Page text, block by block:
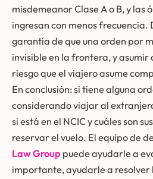
misdemeanor Clase A o B, y las
ingresan con menos frecuencia.
garantía de que una orden por
invisible en la frontera, y asumir
riesgo que el viajero asume
En conclusión: si tiene alguna
considerando viajar al
si está en el NCIC y cuáles son
reservar el vuelo. El equipo de
Law Group puede ayudarle a
importante, ayudarle a resolver